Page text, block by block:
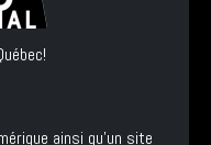
ainsi qu'un site